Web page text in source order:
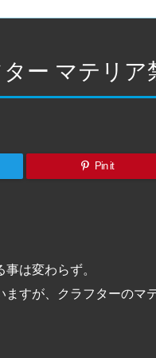
ー マテリ
Pin it
は変わらず。
ますが、クラフターのマ